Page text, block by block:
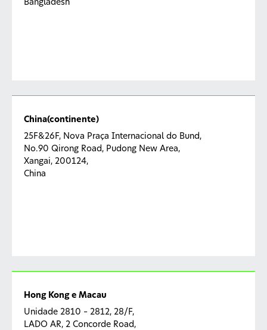
Bangladesh
China(continente)
25F&26F, Nova Praça Internacional do Bund,
No.90 Qirong Road, Pudong New Area,
Xangai, 200124,
China
Hong Kong e Macau
Unidade 2810 – 2812, 28/F,
LADO AR, 2 Concorde Road,